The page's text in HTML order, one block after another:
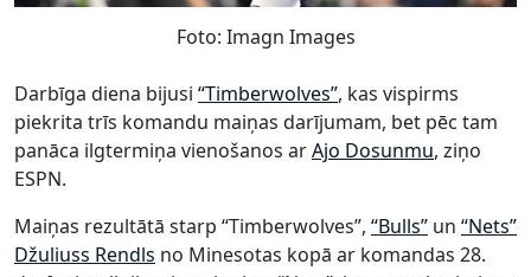
Foto: Imagn Images
Darbīga diena bijusi “Timberwolves”, kas vispirms
piekrita trīs komandu maiņas darījumam, bet pēc tam
panāca ilgtermiņa vienošanos arAjo Dosunmu, ziņo
ESPN.
Maiņas rezultātā starp “Timberwolves”, “Bulls” un “Nets”
Džuliuss Rendls no Minesotas kopā ar komandas 28.